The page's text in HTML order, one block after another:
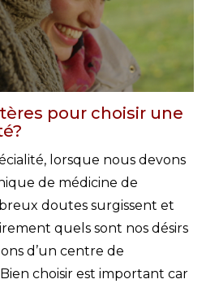
pour choisir une
lorsque nous devons
de médicine de
doutes surgissent et
quels sont nos désirs
d’un centre de
choisir est important car